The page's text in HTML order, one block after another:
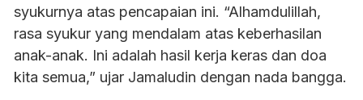
syukurnya atas pencapaian ini. “Alhamdulillah,
rasa syukur yang mendalam atas keberhasilan
anak-anak. Ini adalah hasil kerja keras dan doa
kita semua,” ujar Jamaludin dengan nada bangga.